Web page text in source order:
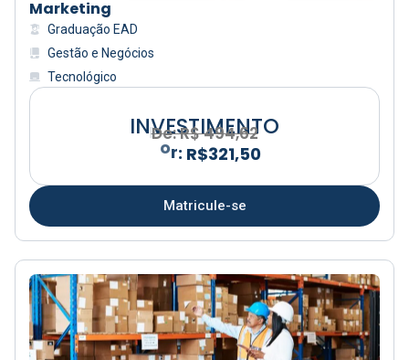
Marketing
Graduação EAD
Gestão e Negócios
Tecnológico
Matricule-se
INVESTIMENTO
De: R$ 494,62